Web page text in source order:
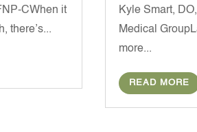
CWhen it
there’s...
Kyle Smart,
Medical
more...
READ MORE